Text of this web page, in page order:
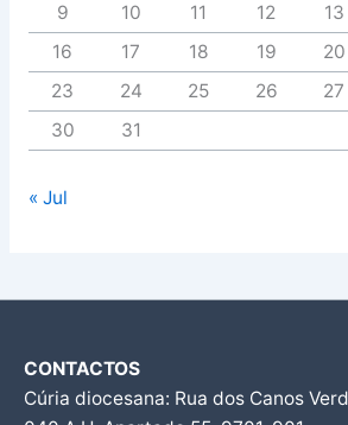
9
10 11 12 13
16
17 18 19 20
23
24 25 26 27
30
31
« Jul
CONTACTOS
Cúria diocesana: Rua dos Canos